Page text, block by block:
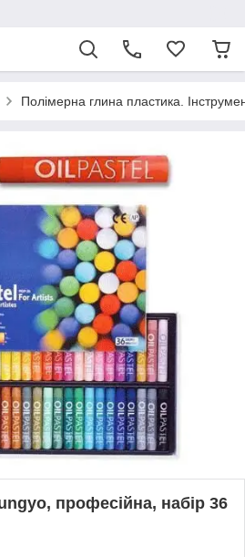
Полімерна глина пластика.
професійна, набір 36